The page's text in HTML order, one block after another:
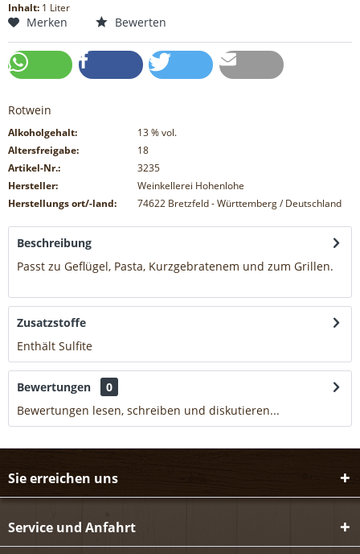
Inhalt: 1 Liter
Merken Bewerten
Rotwein
Alkoholgehalt: 13% vol.
Altersfreigabe:
18
Artikel-Nr.:
3235
Hersteller:
Weinkellerei Hohenlohe
Herstellungs ort/-land:
74622 Bretzfeld - Württemberg / Deutschland
Beschreibung
Passt zu Geflügel, Pasta, Kurzgebratenem und zum Grillen.
Zusatzstoffe
Enthält Sulfite
Bewertungen
0
Bewertungen lesen, schreiben und diskutieren...
Sie erreichen uns
Service und Anfahrt